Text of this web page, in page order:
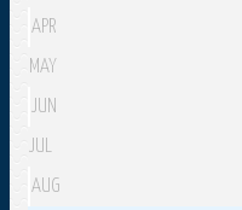
APR
MAY
JUN
JUL
AUG